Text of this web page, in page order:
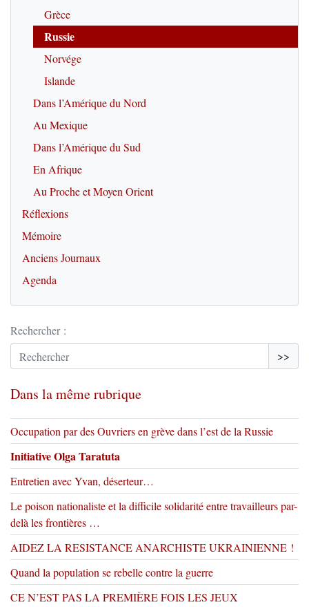
Grèce
Russie
Norvége
Islande
Dans l’Amérique du Nord
Au Mexique
Dans l’Amérique du Sud
En Afrique
Au Proche et Moyen Orient
Réflexions
Mémoire
Anciens Journaux
Agenda
Rechercher :
>>
Dans la même rubrique
Occupation par des Ouvriers en grève dans l’est de la Russie
Initiative Olga Taratuta
Entretien avec Yvan, déserteur…
Le poison nationaliste et la difficile solidarité entre travailleurs par-
delà les frontières …
AIDEZ LA RESISTANCE ANARCHISTE UKRAINIENNE !
Quand la population se rebelle contre la guerre
CE N’EST PAS LA PREMIÈRE FOIS LES JEUX